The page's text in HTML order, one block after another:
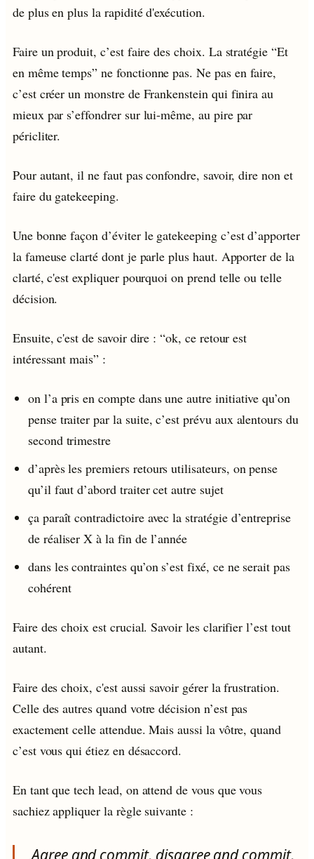
de plus en plus la rapidité d'exécution.
Faire un produit, c’est faire des choix. La stratégie “Et
en même temps” ne fonctionne pas. Ne pas en faire,
c’est créer un monstre de Frankenstein qui finira au
mieux par s’effondrer sur lui-même, au pire par
péricliter.
Pour autant, il ne faut pas confondre, savoir, dire non et
faire du gatekeeping.
Une bonne façon d’éviter le gatekeeping c’est d’apporter
la fameuse clarté dont je parle plus haut. Apporter de la
clarté, c'est expliquer pourquoi on prend telle ou telle
décision.
Ensuite, c'est de savoir dire : “ok, ce retour est
intéressant mais” :
on l’a pris en compte dans une autre initiative qu’on
pense traiter par la suite, c’est prévu aux alentours du
second trimestre
d’après les premiers retours utilisateurs, on pense
qu’il faut d’abord traiter cet autre sujet
ça paraît contradictoire avec la stratégie d’entreprise
de réaliser X à la fin de l’année
dans les contraintes qu’on s’est fixé, ce ne serait pas
cohérent
Faire des choix est crucial. Savoir les clarifier l’est tout
autant.
Faire des choix, c'est aussi savoir gérer la frustration.
Celle des autres quand votre décision n’est pas
exactement celle attendue. Mais aussi la vôtre, quand
c’est vous qui étiez en désaccord.
En tant que tech lead, on attend de vous que vous
sachiez appliquer la règle suivante :
Agree and commit, disagree and commit,